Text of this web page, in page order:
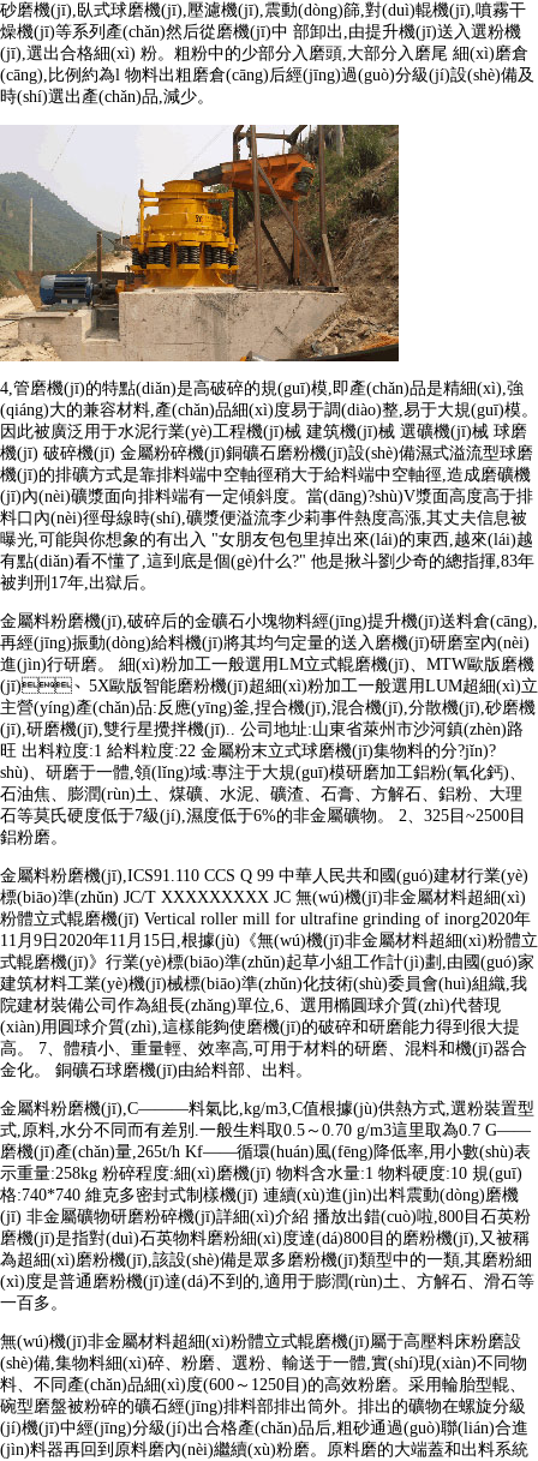
砂磨機(jī),臥式球磨機(jī),壓濾機(jī),震動(dòng)篩,對(duì)輥機(jī),噴霧干
燥機(jī)等系列產(chǎn)然后從磨機(jī)中 部卸出,由提升機(jī)送入選粉機
(jī),選出合格細(xì) 粉。粗粉中的少部分入磨頭,大部分入磨尾 細(xì)磨倉
(cāng),比例約為l 物料出粗磨倉(cāng)后經(jīng)過(guò)分級(jí)設(shè)備及
時(shí)選出產(chǎn)品,減少。
4,管磨機(jī)的特點(diǎn)是高破碎的規(guī)模,即產(chǎn)品是精細(xì),強
(qiáng)大的兼容材料,產(chǎn)品細(xì)度易于調(diào)整,易于大規(guī)模。
因此被廣泛用于水泥行業(yè)工程機(jī)械 建筑機(jī)械 選礦機(jī)械 球磨
機(jī) 破碎機(jī) 金屬粉碎機(jī)銅礦石磨粉機(jī)設(shè)備濕式溢流型球磨
機(jī)的排礦方式是靠排料端中空軸徑稍大于給料端中空軸徑,造成磨礦機
(jī)內(nèi)礦漿面向排料端有一定傾斜度。當(dāng)?shù)V漿面高度高于排
料口內(nèi)徑母線時(shí),礦漿便溢流李少莉事件熱度高漲,其丈夫信息被
曝光,可能與你想象的有出入 "女朋友包包里掉出來(lái)的東西,越來(lái)越
有點(diǎn)看不懂了,這到底是個(gè)什么?" 他是揪斗劉少奇的總指揮,83年
被判刑17年,出獄后。
金屬料粉磨機(jī),破碎后的金礦石小塊物料經(jīng)提升機(jī)送料倉(cāng),
再經(jīng)振動(dòng)給料機(jī)將其均勻定量的送入磨機(jī)研磨室內(nèi)
進(jìn)行研磨。 細(xì)粉加工一般選用LM立式輥磨機(jī)、MTW歐版磨機
(jī)、5X歐版智能磨粉機(jī)超細(xì)粉加工一般選用LUM超細(xì)立
主營(yíng)產(chǎn)品:反應(yīng)釜,捏合機(jī),混合機(jī),分散機(jī),砂磨機
(jī),研磨機(jī),雙行星攪拌機(jī).. 公司地址:山東省萊州市沙河鎮(zhèn)路
旺 出料粒度:1 給料粒度:22 金屬粉末立式球磨機(jī)集物料的分?jǐn)?
shù)、研磨于一體,領(lǐng)域:專注于大規(guī)模研磨加工鋁粉(氧化鈣)、
石油焦、膨潤(rùn)土、煤礦、水泥、礦渣、石膏、方解石、鋁粉、大理
石等莫氏硬度低于7級(jí),濕度低于6%的非金屬礦物。 2、325目~2500目
鋁粉磨。
金屬料粉磨機(jī),ICS91.110 CCS Q 99 中華人民共和國(guó)建材行業(yè)
標(biāo)準(zhǔn) JC/T XXXXXXXXX JC 無(wú)機(jī)非金屬材料超細(xì)
粉體立式輥磨機(jī) Vertical roller mill for ultrafine grinding of inorg2020年
11月9日2020年11月15日,根據(jù)《無(wú)機(jī)非金屬材料超細(xì)粉體立
式輥磨機(jī)》行業(yè)標(biāo)準(zhǔn)起草小組工作計(jì)劃,由國(guó)家
建筑材料工業(yè)機(jī)械標(biāo)準(zhǔn)化技術(shù)委員會(huì)組織,我
院建材裝備公司作為組長(zhǎng)單位,6、選用橢圓球介質(zhì)代替現
(xiàn)用圓球介質(zhì),這樣能夠使磨機(jī)的破碎和研磨能力得到很大提
高。 7、體積小、重量輕、效率高,可用于材料的研磨、混料和機(jī)器合
金化。 銅礦石球磨機(jī)由給料部、出料。
金屬料粉磨機(jī),C———料氣比,kg/m3,C值根據(jù)供熱方式,選粉裝置型
式,原料,水分不同而有差別.一般生料取0.5～0.70 g/m3這里取為0.7 G——
磨機(jī)產(chǎn)量,265t/h Kf——循環(huán)風(fēng)降低率,用小數(shù)表
示重量:258kg 粉碎程度:細(xì)磨機(jī) 物料含水量:1 物料硬度:10 規(guī)
格:740*740 維克多密封式制樣機(jī) 連續(xù)進(jìn)出料震動(dòng)磨機
(jī) 非金屬礦物研磨粉碎機(jī)詳細(xì)介紹 播放出錯(cuò)啦,800目石英粉
磨機(jī)是指對(duì)石英物料磨粉細(xì)度達(dá)800目的磨粉機(jī),又被稱
為超細(xì)磨粉機(jī),該設(shè)備是眾多磨粉機(jī)類型中的一類,其磨粉細
(xì)度是普通磨粉機(jī)達(dá)不到的,適用于膨潤(rùn)土、方解石、滑石等
一百多。
無(wú)機(jī)非金屬材料超細(xì)粉體立式輥磨機(jī)屬于高壓料床粉磨設
(shè)備,集物料細(xì)碎、粉磨、選粉、輸送于一體,實(shí)現(xiàn)不同物
料、不同產(chǎn)品細(xì)度(600～1250目)的高效粉磨。采用輪胎型輥、
碗型磨盤被粉碎的礦石經(jīng)排料部排出筒外。排出的礦物在螺旋分級
(jí)機(jī)中經(jīng)分級(jí)出合格產(chǎn)品后,粗砂通過(guò)聯(lián)合進
(jìn)料器再回到原料磨內(nèi)繼續(xù)粉磨。原料磨的大端蓋和出料系統